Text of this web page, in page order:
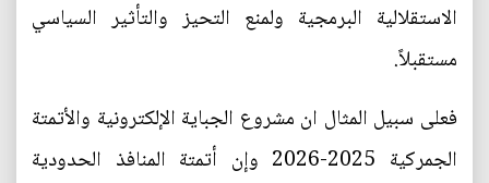
الاستقلالية البرمجية ولمنع التحيز والتأثير السياسي
مستقبلاً.
فعلى سبيل المثال ان مشروع الجباية الإلكترونية والأتمتة
الجمركية 2025-2026 وإن أتمتة المنافذ الحدودية